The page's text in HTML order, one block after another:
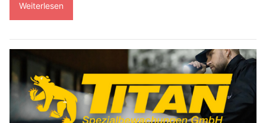
Weiterlesen